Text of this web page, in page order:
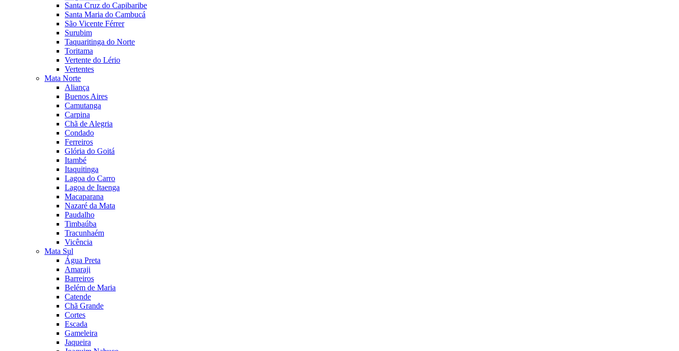
Santa Cruz do Capibaribe
Santa Maria do Cambucá
São Vicente Férrer
Surubim
Taquaritinga do Norte
Toritama
Vertente do Lério
Vertentes
Mata Norte
Aliança
Buenos Aires
Camutanga
Carpina
Chã de Alegria
Condado
Ferreiros
Glória do Goitá
Itambé
Itaquitinga
Lagoa do Carro
Lagoa de Itaenga
Macaparana
Nazaré da Mata
Paudalho
Timbaúba
Tracunhaém
Vicência
Mata Sul
Água Preta
Amaraji
Barreiros
Belém de Maria
Catende
Chã Grande
Cortes
Escada
Gameleira
Jaqueira